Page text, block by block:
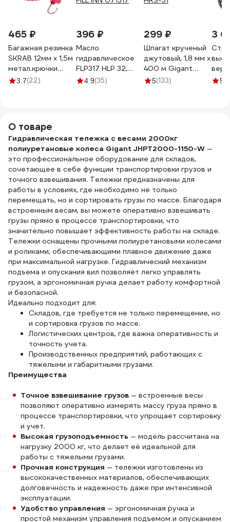
465 ₽
Багажная резинка
SKRAB 12мм х 1,5м
метал.крючки
27014
3.7(22)
396 ₽
Масло
гидравлическое
FLP317 HLP 32,
900 мл (канистра)
4.9(35)
299 ₽
Шпагат крученый
джутовый, 1,8 мм x
400 м Gigant
HRS-31
5(133)
3
5
О товаре
Гидравлическая тележка с весами 2000кг
полиуретановые колеса Gigant JHPT2000-1150-W —
это профессиональное оборудование для складов,
сочетающее в себе функции транспортировки грузов и
точного взвешивания. Тележки предназначены для
работы в условиях, где необходимо не только
перемещать, но и сортировать грузы по массе. Благодаря
встроенным весам, вы можете оперативно взвешивать
грузы прямо в процессе транспортировки, что
значительно повышает эффективность работы на складе.
Тележки оснащены прочными полиуретановыми колесами
и роликами, обеспечивающими плавное движение даже
при максимальной нагрузке. Гидравлический механизм
подъема и опускания вил позволяет легко управлять
грузом, а эргономичная ручка делает работу комфортной
и безопасной.
Идеально подходит для:
Складов, где требуется не только перемещение, но
и сортировка грузов по массе.
Логистических центров, где важна оперативность и
точность учета.
Производственных предприятий, работающих с
тяжелыми и габаритными грузами.
Преимущества
Точное взвешивание грузов — встроенные весы
позволяют оперативно измерять массу груза прямо в
процессе транспортировки, что упрощает сортировку
и учет.
Высокая грузоподъемность — модель рассчитана на
нагрузку 2000 кг, что делает её идеальной для
работы с тяжелыми грузами.
Прочная конструкция — тележки изготовлены из
высококачественных материалов, обеспечивающих
долговечность и надежность даже при интенсивной
эксплуатации.
Удобство управления — эргономичная ручка и
простой механизм управления подъемом и опусканием